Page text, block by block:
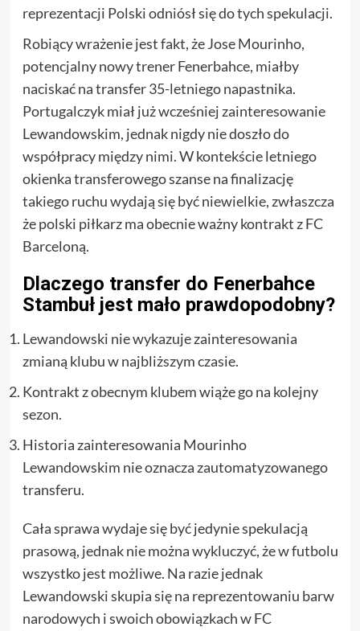
reprezentacji Polski odniósł się do tych spekulacji.
Robiący wrażenie jest fakt, że Jose Mourinho,
potencjalny nowy trener Fenerbahce, miałby
naciskać na transfer 35-letniego napastnika.
Portugalczyk miał już wcześniej zainteresowanie
Lewandowskim, jednak nigdy nie doszło do
współpracy między nimi. W kontekście letniego
okienka transferowego szanse na finalizację
takiego ruchu wydają się być niewielkie, zwłaszcza
że polski piłkarz ma obecnie ważny kontrakt z FC
Barceloną.
Dlaczego transfer do Fenerbahce
Stambuł jest mało prawdopodobny?
Lewandowski nie wykazuje zainteresowania
zmianą klubu w najbliższym czasie.
Kontrakt z obecnym klubem wiąże go na kolejny
sezon.
Historia zainteresowania Mourinho
Lewandowskim nie oznacza zautomatyzowanego
transferu.
Cała sprawa wydaje się być jedynie spekulacją
prasową, jednak nie można wykluczyć, że w futbolu
wszystko jest możliwe. Na razie jednak
Lewandowski skupia się na reprezentowaniu barw
narodowych i swoich obowiązkach w FC